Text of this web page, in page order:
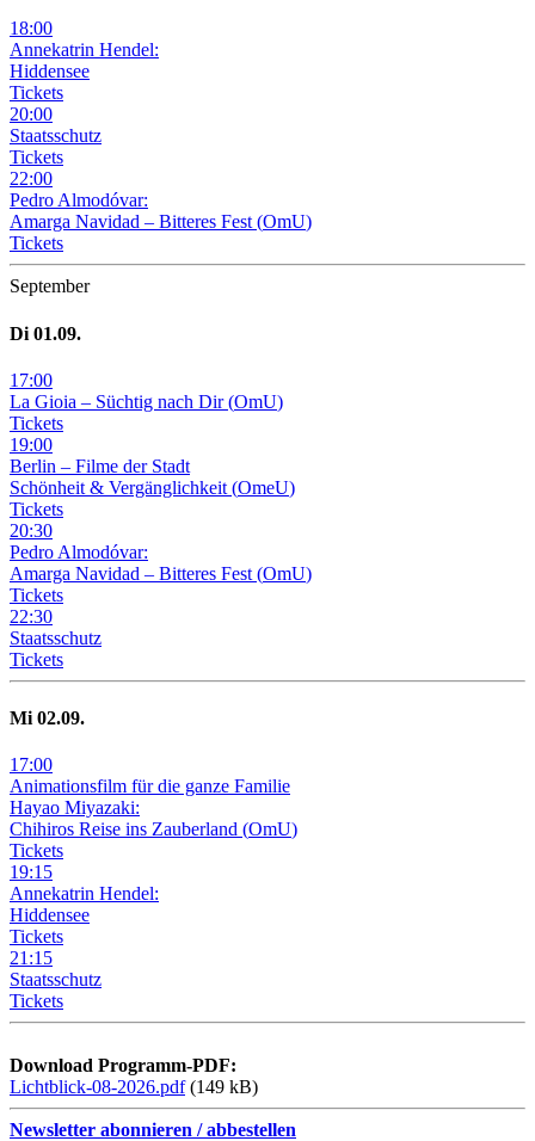
18:00
Annekatrin Hendel:
Hiddensee
Tickets
20:00
Staatsschutz
Tickets
22:00
Pedro Almodóvar:
Amarga Navidad – Bitteres Fest (OmU)
Tickets
September
Di 01.09.
17:00
La Gioia – Süchtig nach Dir (OmU)
Tickets
19:00
Berlin – Filme der Stadt
Schönheit & Vergänglichkeit (OmeU)
Tickets
20:30
Pedro Almodóvar:
Amarga Navidad – Bitteres Fest (OmU)
Tickets
22:30
Staatsschutz
Tickets
Mi 02.09.
17:00
Animationsfilm für die ganze Familie
Hayao Miyazaki:
Chihiros Reise ins Zauberland (OmU)
Tickets
19:15
Annekatrin Hendel:
Hiddensee
Tickets
21 :15
Staatsschutz
Tickets
Download Programm-PDF:
Lichtblick-08-2026.pdf (149 kB)
Newsletter abonnieren / abbestellen